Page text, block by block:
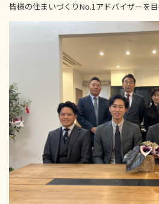
皆様の住まいづくりNo.1アドバイザーを目